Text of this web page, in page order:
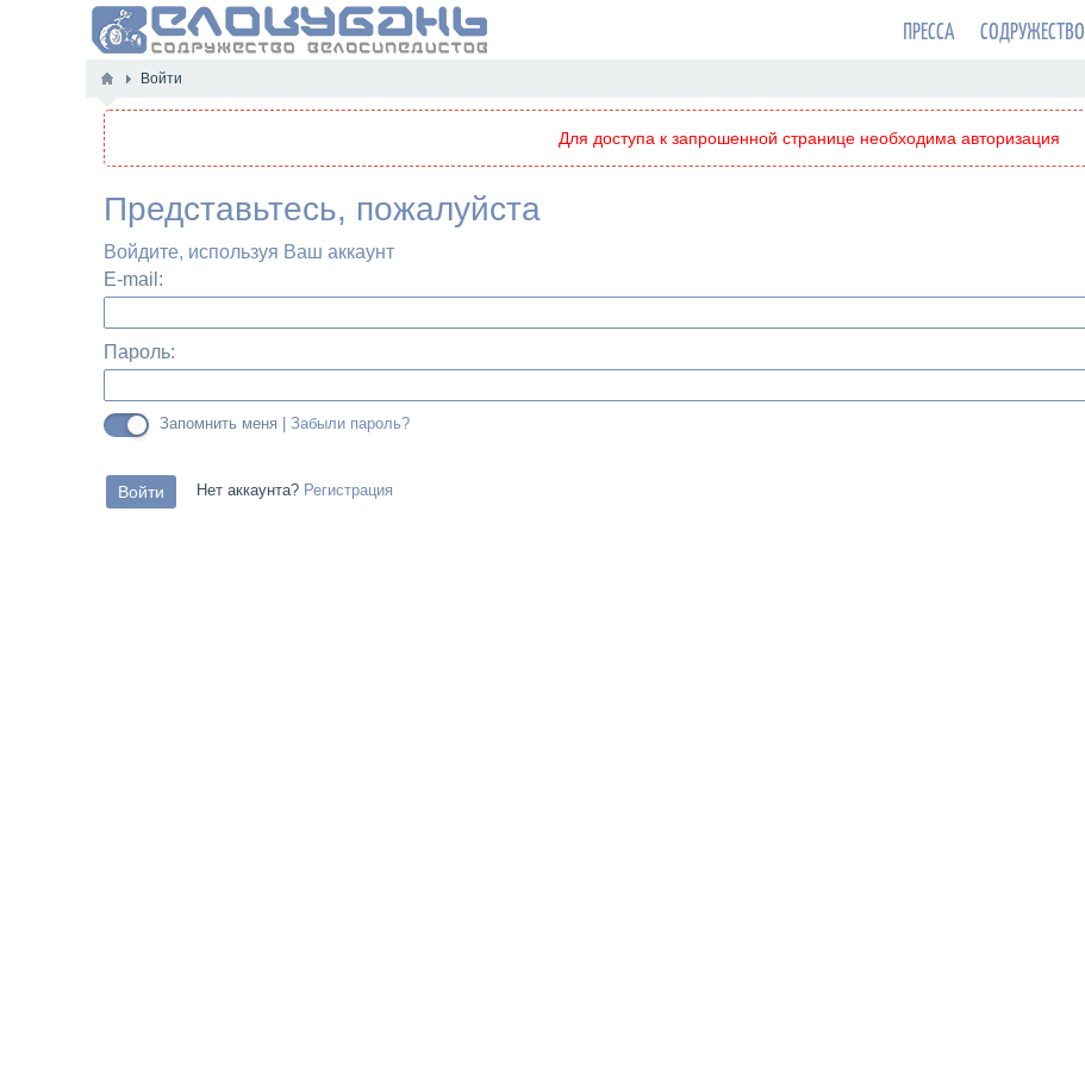
ПРЕССА СОДРУЖЕСТВО
Войти
Для доступа к запрошенной странице необходима авторизация
Представьтесь, пожалуйста
Войдите, используя Ваш аккаунт
E-mail:
Пароль:
Запомнить меня | Забыли пароль?
Нет аккаунта? Регистрация